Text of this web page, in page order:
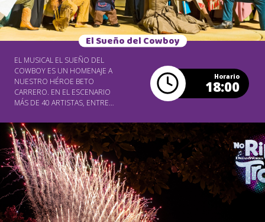
El Sueño del Cowboy
EL MUSICAL EL SUEÑO DEL
COWBOY ES UN HOMENAJE A
NUESTRO HÉROE BETO
CARRERO. EN EL ESCENARIO
MÁS DE 40 ARTISTAS, ENTRE
CANTANTES, PRESENTAN UN
ESPECTÁCULO QUE MEZCLA
MÚSICA, DANZA Y TEATRO. EN
UN ESCENARIO DE MÁS DE 490
M², SE UTILIZAN EN LA
PRESENTACIÓN MÁS DE 100
FIGURINES, CABALLOS
ADIESTRADOS, ALTA
TECNOLOGÍA DE SONIDO Y
LUZ, GRANDES ESCENARIOS Y
Horario
18:00